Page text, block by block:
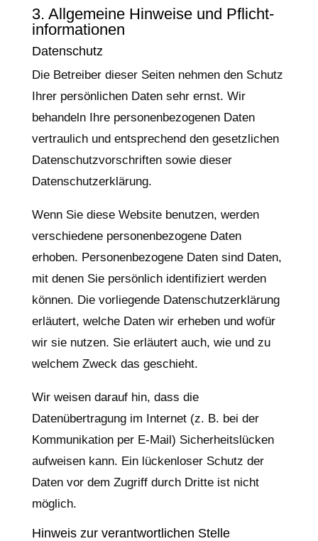
3. Allgemeine Hinweise und Pflicht­
informationen
Datenschutz
Die Betreiber dieser Seiten nehmen den Schutz
Ihrer persönlichen Daten sehr ernst. Wir
behandeln Ihre personenbezogenen Daten
vertraulich und entsprechend den gesetzlichen
Datenschutzvorschriften sowie dieser
Datenschutzerklärung.
Wenn Sie diese Website benutzen, werden
verschiedene personenbezogene Daten
erhoben. Personenbezogene Daten sind Daten,
mit denen Sie persönlich identifiziert werden
können. Die vorliegende Datenschutzerklärung
erläutert, welche Daten wir erheben und wofür
wir sie nutzen. Sie erläutert auch, wie und zu
welchem Zweck das geschieht.
Wir weisen darauf hin, dass die
Datenübertragung im Internet (z. B. bei der
Kommunikation per E-Mail) Sicherheitslücken
aufweisen kann. Ein lückenloser Schutz der
Daten vor dem Zugriff durch Dritte ist nicht
möglich.
Hinweis zur verantwortlichen Stelle